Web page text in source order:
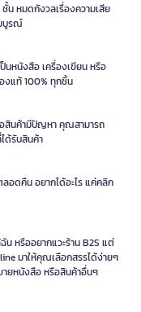
น หมดกังวลเรื่องความเสีย
บูรณ์
นหนังสือ เครื่องเขียน หรือ
งแท้ 100% ทุกชิ้น
อสินค้ามีปัญหา คุณสามารถ
ด้รับสินค้า
อดคืน อยากได้อะไร แค่คลิก
น หรืออยากแวะร้าน B2S แต่
มาให้คุณเลือกสรรได้ง่ายๆ
ยหนังสือ หรือสินค้าอื่นๆ